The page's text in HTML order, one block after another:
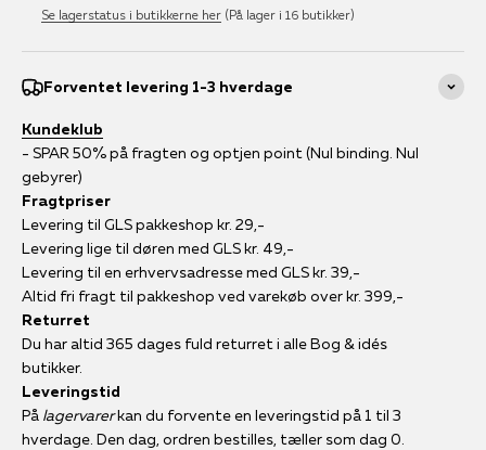
Se lagerstatus i butikkerne her (På lager i 16 butikker)
Forventet levering 1-3 hverdage
Kundeklub
- SPAR 50% på fragten og optjen point (Nul binding. Nul
gebyrer)
Fragtpriser
Levering til GLS pakkeshop kr. 29,-
Levering lige til døren med GLS kr. 49,-
Levering til en erhvervsadresse med GLS kr. 39,-
Altid fri fragt til pakkeshop ved varekøb over kr. 399,-
Returret
Du har altid 365 dages fuld returret i alle Bog & idés
butikker.
Leveringstid
På lagervarerkan du forvente en leveringstid på 1 til 3
hverdage. Den dag, ordren bestilles, tæller som dag 0.